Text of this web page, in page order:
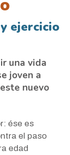
ejercicio
una vida
joven a
nuevo
ése es
el paso
edad